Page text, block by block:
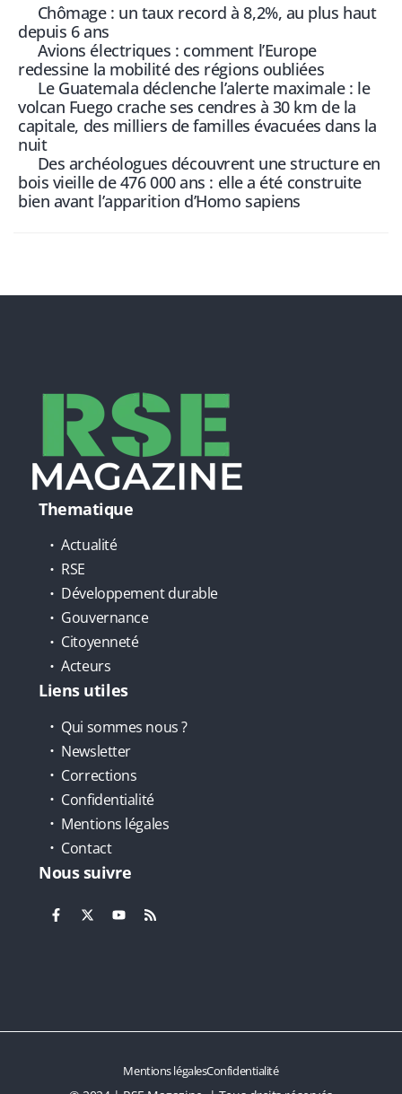
Chômage : un taux record à 8,2%, au plus haut
depuis 6 ans
Avions électriques : comment l’Europe
redessine la mobilité des régions oubliées
Le Guatemala déclenche l’alerte maximale : le
volcan Fuego crache ses cendres à 30 km de la
capitale, des milliers de familles évacuées dans la
nuit
Des archéologues découvrent une structure en
bois vieille de 476 000 ans : elle a été construite
bien avant l’apparition d’Homo sapiens
Thematique
Actualité
RSE
Développement durable
Gouvernance
Citoyenneté
Acteurs
Liens utiles
Qui sommes nous ?
Newsletter
Corrections
Confidentialité
Mentions légales
Contact
Nous suivre
Mentions légalesConfidentialité